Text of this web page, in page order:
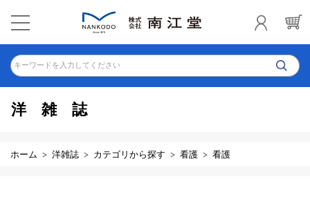
キーワードを入力してください
洋雑誌
ホーム 洋雑誌 カテゴリから探す 看護 看護